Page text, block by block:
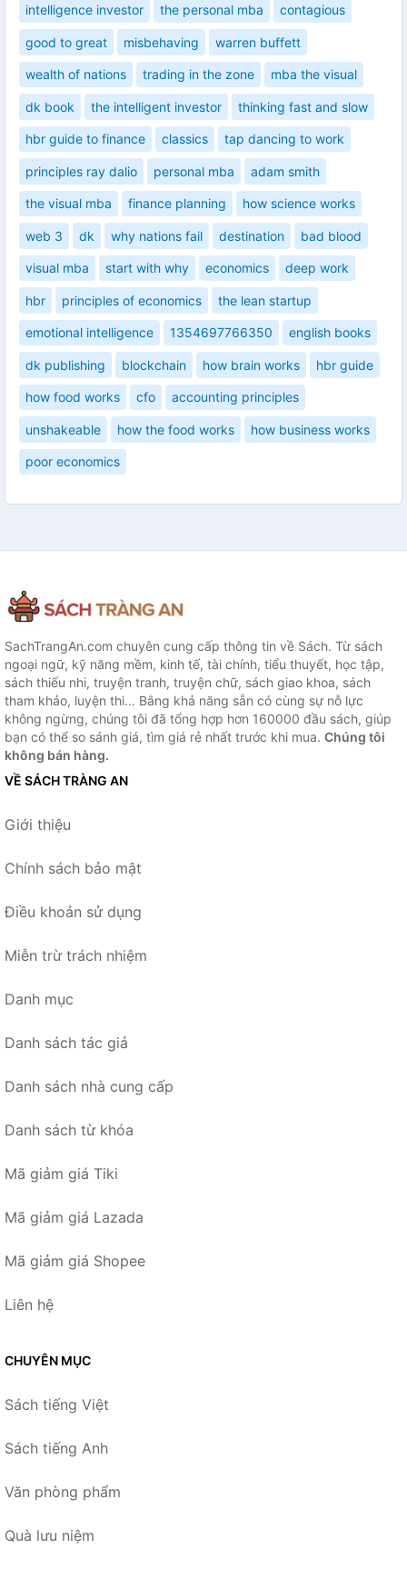
intelligence investor the personal mba contagious
good to great misbehaving warren buffett
wealth of nations trading in the zone mba the visual
dk book the intelligent investor thinking fast and slow
hbr guide to finance classics tap dancing to work
principles ray dalio personal mba adam smith
the visual mba finance planning how science works
web 3 dk why nations fail destination bad blood
visual mba start with why economics deep work
hbr principles of economics the lean startup
emotional intelligence 1354697766350 english books
dk publishing blockchain how brain works hbr guide
how food works cfo accounting principles
unshakeable how the food works how business works
poor economics
SachTrangAn.com chuyên cung cấp thông tin về Sách. Từ sách
ngoại ngữ, kỹ năng mềm, kinh tế, tài chính, tiểu thuyết, học tập,
sách thiếu nhi, truyện tranh, truyện chữ, sách giao khoa, sách
tham khảo, luyện thi... Bằng khả năng sẵn có cùng sự nỗ lực
không ngừng, chúng tôi đã tổng hợp hơn 160000 đầu sách, giúp
bạn có thể so sánh giá, tìm giá rẻ nhất trước khi mua. Chúng tôi
không bán hàng.
VỀ SÁCH TRÀNG AN
Giới thiệu
Chính sách bảo mật
Điều khoản sử dụng
Miễn trừ trách nhiệm
Danh mục
Danh sách tác giả
Danh sách nhà cung cấp
Danh sách từ khóa
Mã giảm giá Tiki
Mã giảm giá Lazada
Mã giảm giá Shopee
Liên hệ
CHUYÊN MỤC
Sách tiếng Việt
Sách tiếng Anh
Văn phòng phẩm
Quà lưu niệm